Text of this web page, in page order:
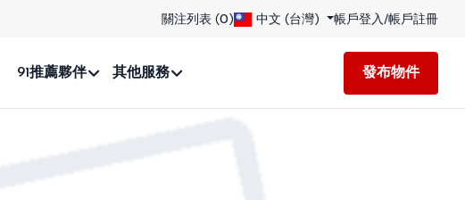
關注列表 (0) 中文 (台灣) 帳戶登入/帳戶註冊
91推薦夥伴 其他服務 發布物件